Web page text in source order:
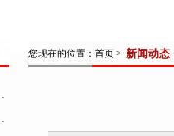
您现在的位置： 首页 > 新闻动态